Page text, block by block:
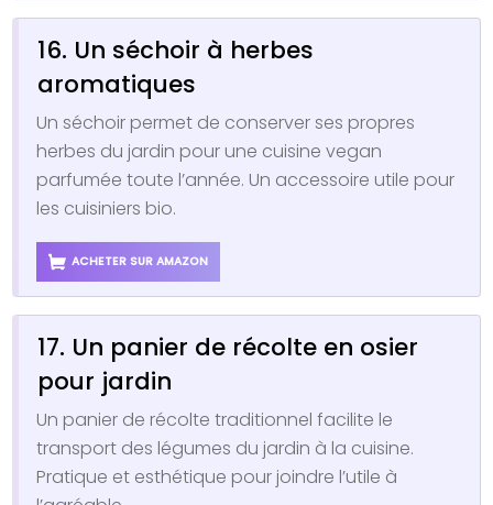
16. Un séchoir à herbes
aromatiques
Un séchoir permet de conserver ses propres
herbes du jardin pour une cuisine vegan
parfumée toute l’année. Un accessoire utile pour
les cuisiniers bio.
ACHETER SUR AMAZON
17. Un panier de récolte en osier
pour jardin
Un panier de récolte traditionnel facilite le
transport des légumes du jardin à la cuisine.
Pratique et esthétique pour joindre l’utile à